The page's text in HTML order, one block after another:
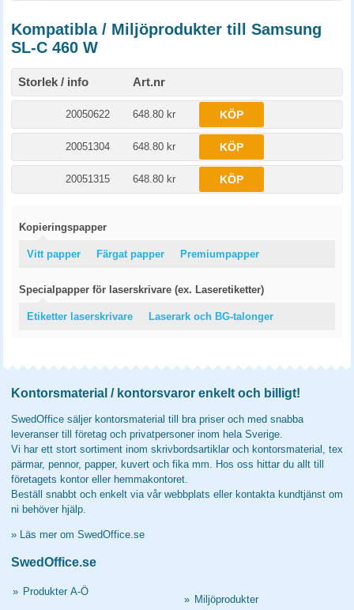
Kompatibla / Miljöprodukter till Samsung
SL-C 460 W
Storlek / info Art.nr
20050622 648.80 kr KÖP
20051304 648.80 kr KÖP
20051315 648.80 kr KÖP
Kopieringspapper
Vitt papper Färgat papper Premiumpapper
Specialpapper för laserskrivare (ex. Laseretiketter)
Etiketter laserskrivare Laserark och BG-talonger
Kontorsmaterial / kontorsvaror enkelt och billigt!
SwedOffice säljer kontorsmaterial till bra priser och med snabba
leveranser till företag och privatpersoner inom hela Sverige.
Vi har ett stort sortiment inom skrivbordsartiklar och kontorsmaterial, tex
pärmar, pennor, papper, kuvert och fika mm. Hos oss hittar du allt till
företagets kontor eller hemmakontoret.
Beställ snabbt och enkelt via vår webbplats eller kontakta kundtjänst om
ni behöver hjälp.
» Läs mer om SwedOffice.se
SwedOffice.se
» Produkter A-Ö
» Miljöprodukter